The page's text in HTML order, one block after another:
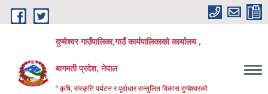
Skip to main content
दुप्चेश्वर गाउँपालिका,गाउँ कार्यपालिकाको कार्यालय ,
बागमती प्रदेश, नेपाल
" कृषि, संस्कृति पर्यटन र पूर्वाधार सन्तुलित विकास दुप्चेश्वरको